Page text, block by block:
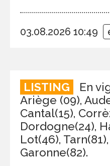
03.08.2026 10:49
LISTING
En
Ariège (09),
Cantal(15),
Dordogne(24),
Lot(46),
Garonne(82).